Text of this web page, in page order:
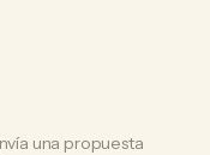
una propuesta